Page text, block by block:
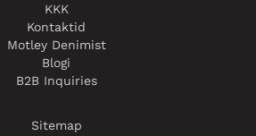
KKK
Kontaktid
Motley Denimist
Blogi
B2B Inquiries
Sitemap